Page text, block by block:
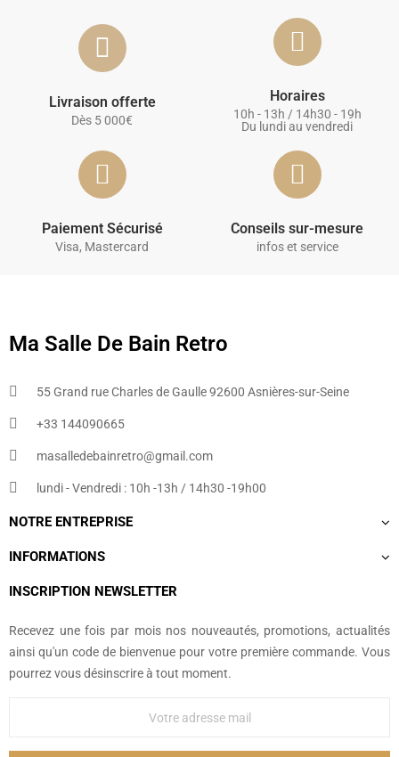
Livraison offerte
Dès 5 000€
Horaires
10h - 13h / 14h30 - 19h
Du lundi au vendredi
Paiement Sécurisé
Visa, Mastercard
Conseils sur-mesure
infos et service
Ma Salle De Bain Retro
55 Grand rue Charles de Gaulle 92600 Asnières-sur-Seine
+33 144090665​
masalledebainretro@gmail.com
lundi - Vendredi : 10h -13h / 14h30 -19h00
NOTRE ENTREPRISE
INFORMATIONS
INSCRIPTION NEWSLETTER
Recevez une fois par mois nos nouveautés, promotions, actualités
ainsi qu'un code de bienvenue pour votre première commande. Vous
pourrez vous désinscrire à tout moment.